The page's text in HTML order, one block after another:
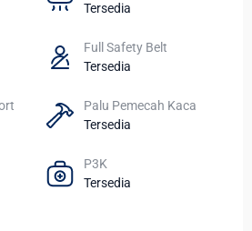
Tersedia
Full Safety Belt
Tersedia
Palu Pemecah Kaca
Tersedia
P3K
Tersedia